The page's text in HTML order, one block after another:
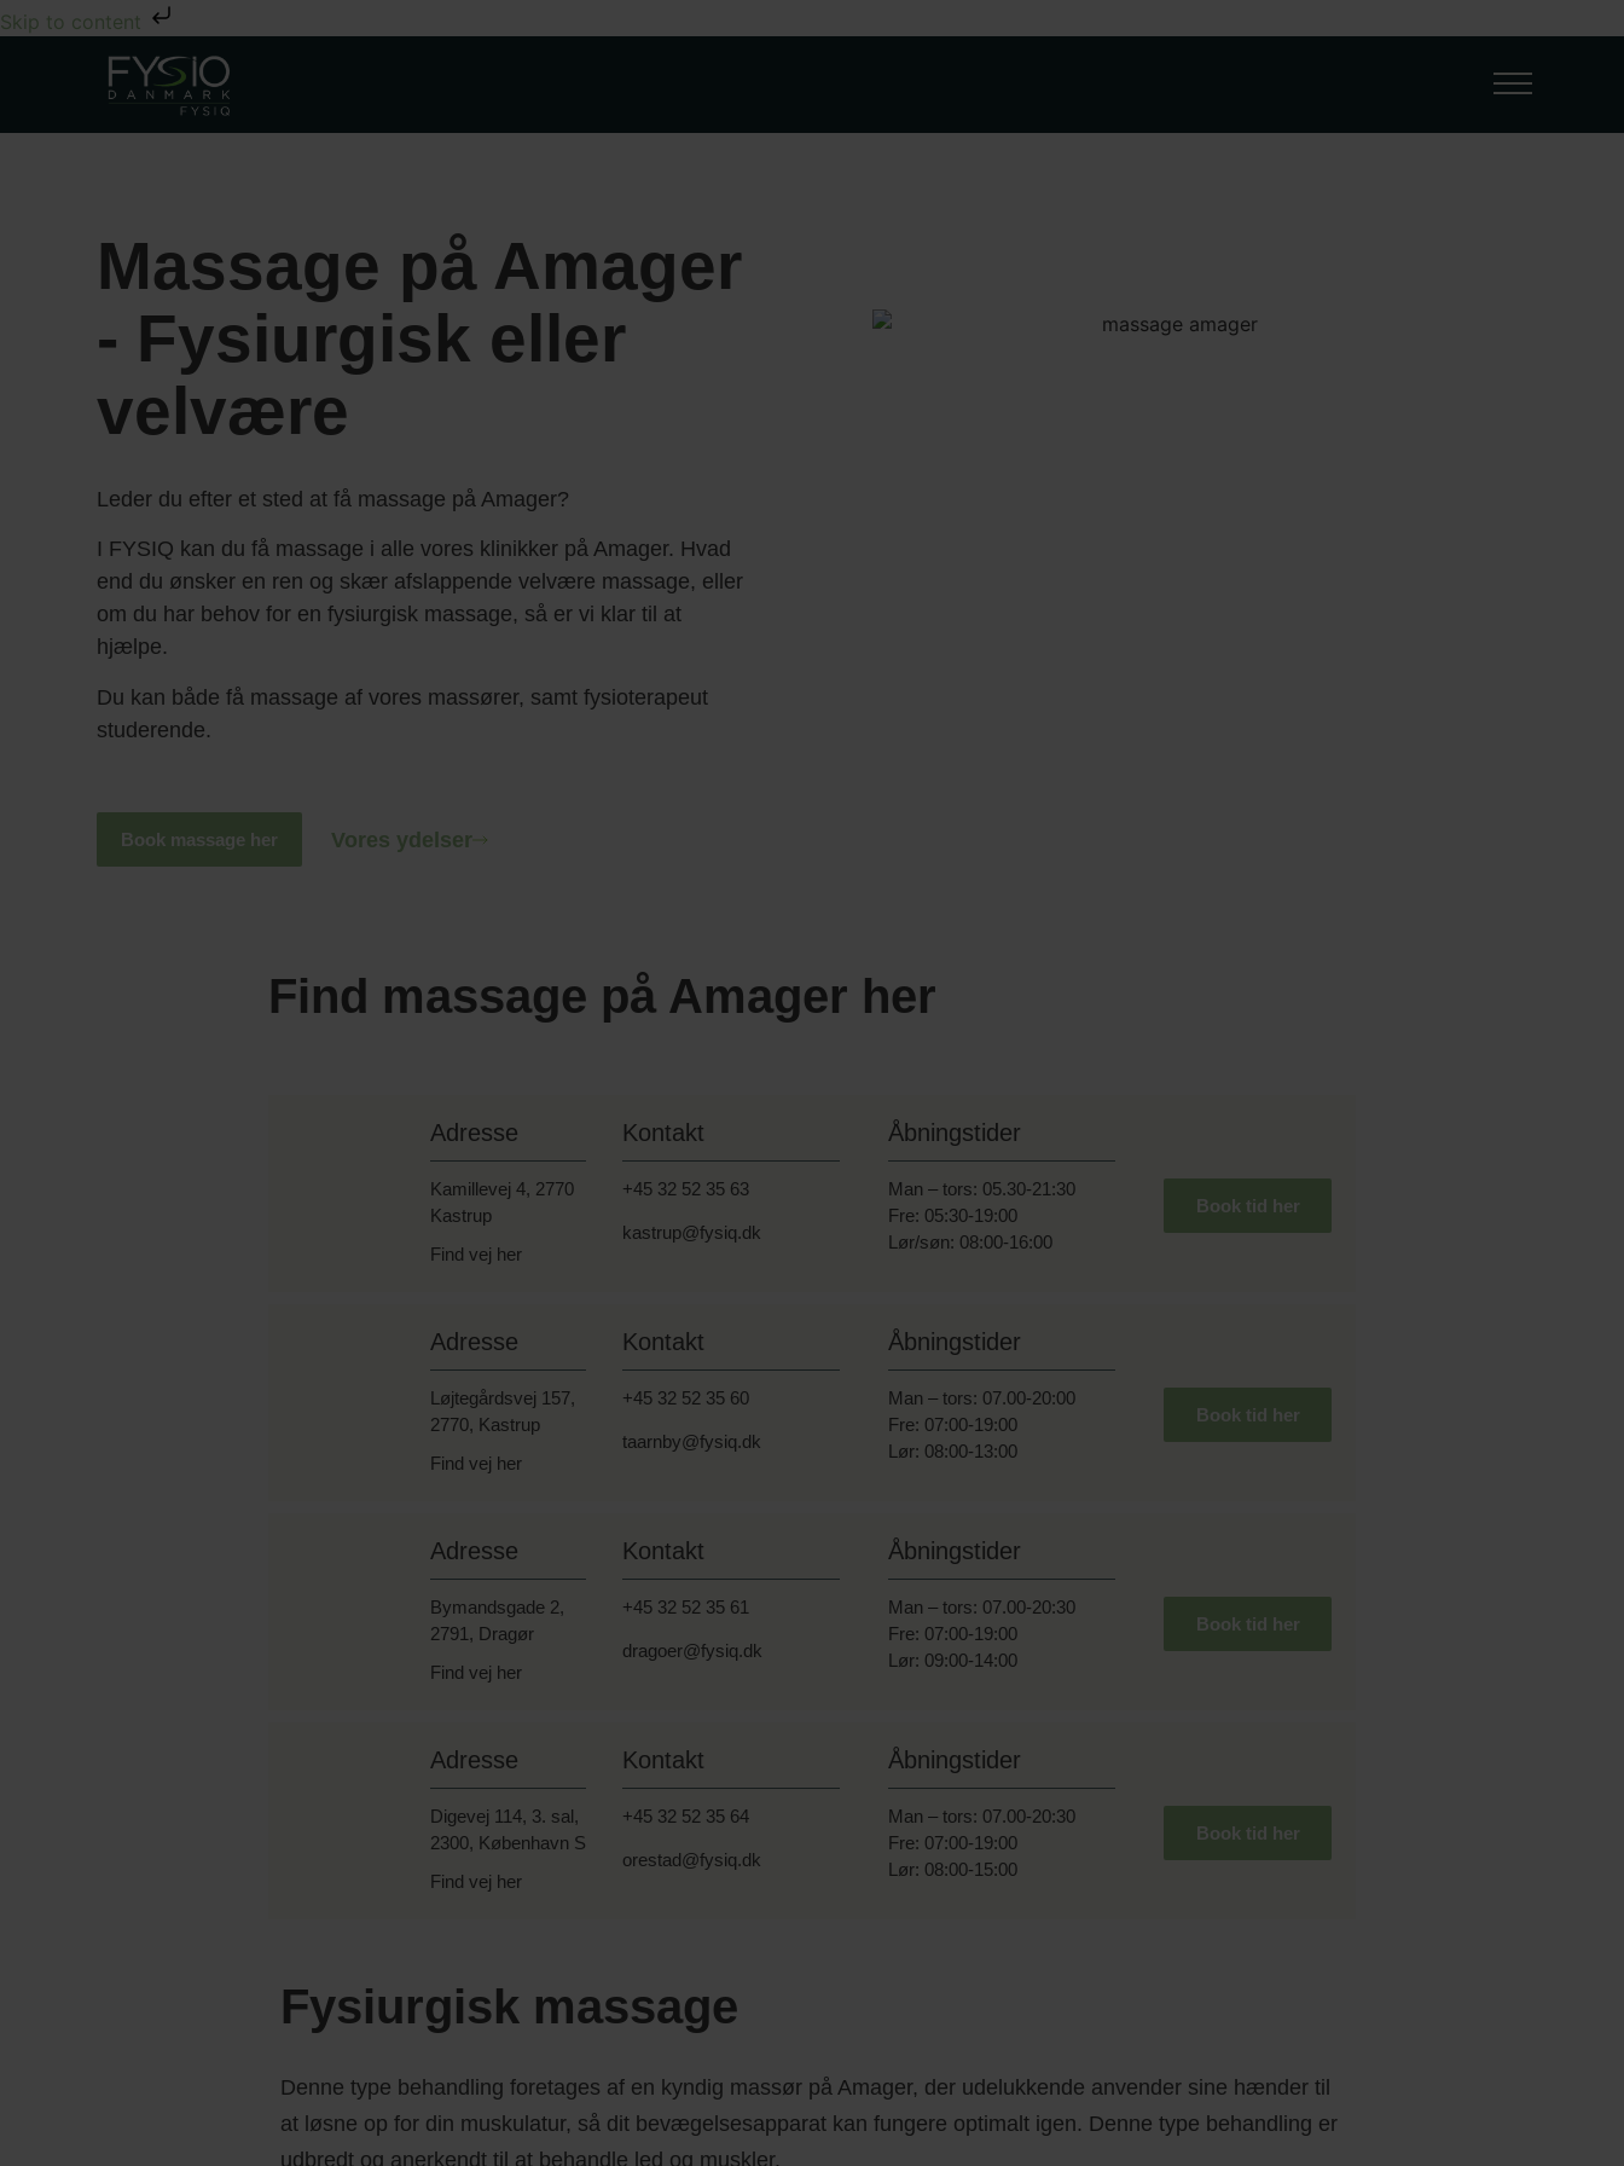
Skip to content
Massage på Amager
- Fysiurgisk eller
velvære
Leder du efter et sted at få massage på Amager?
I FYSIQ kan du få massage i alle vores klinikker på Amager. Hvad
end du ønsker en ren og skær afslappende velvære massage, eller
om du har behov for en fysiurgisk massage, så er vi klar til at
hjælpe.
Du kan både få massage af vores massører, samt fysioterapeut
studerende.
Book massage her Vores ydelser
Find massage på Amager her
Adresse
Kamillevej 4, 2770
Kastrup
Find vej her
Kontakt
+45 32 52 35 63
kastrup@fysiq.dk
Åbningstider
Man – tors: 05.30-21:30
Fre: 05:30-19:00
Lør/søn: 08:00-16:00
Book tid her
Adresse
Løjtegårdsvej 157,
2770, Kastrup
Find vej her
Kontakt
+45 32 52 35 60
taarnby@fysiq.dk
Åbningstider
Man – tors: 07.00-20:00
Fre: 07:00-19:00
Lør: 08:00-13:00
Book tid her
Adresse
Bymandsgade 2,
2791, Dragør
Find vej her
Kontakt
+45 32 52 35 61
dragoer@fysiq.dk
Åbningstider
Man – tors: 07.00-20:30
Fre: 07:00-19:00
Lør: 09:00-14:00
Book tid her
Adresse
Digevej 114, 3. sal,
2300, København S
Find vej her
Kontakt
+45 32 52 35 64
orestad@fysiq.dk
Åbningstider
Man – tors: 07.00-20:30
Fre: 07:00-19:00
Lør: 08:00-15:00
Book tid her
Fysiurgisk massage
Denne type behandling foretages af en kyndig massør på Amager, der udelukkende anvender sine hænder til
at løsne op for din muskulatur, så dit bevægelsesapparat kan fungere optimalt igen. Denne type behandling er
udbredt og anerkendt til at behandle led og muskler.